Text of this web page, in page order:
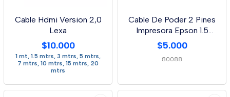
Cable Hdmi Version 2,0
Lexa
$10.000
1 mt, 1.5 mtrs, 3 mtrs, 5 mtrs,
7 mtrs, 10 mtrs, 15 mtrs, 20
mtrs
Cable De Poder 2 Pines
Impresora Epson 1.5
Metros
$5.000
80088